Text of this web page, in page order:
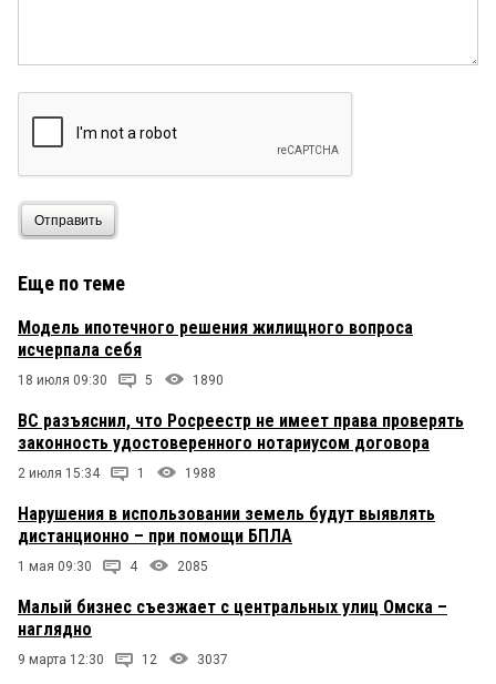
Отправить
Еще по теме
Модель ипотечного решения жилищного вопроса
исчерпала себя
18 июля 09:30 5 1890
ВС разъяснил, что Росреестр не имеет права проверять
законность удостоверенного нотариусом договора
2 июля 15:34 1 1988
Нарушения в использовании земель будут выявлять
дистанционно – при помощи БПЛА
1 мая 09:30 4 2085
Малый бизнес съезжает с центральных улиц Омска –
наглядно
9 марта 12:30 12 3037